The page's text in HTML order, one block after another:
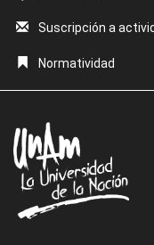
Suscripción a
Normatividad